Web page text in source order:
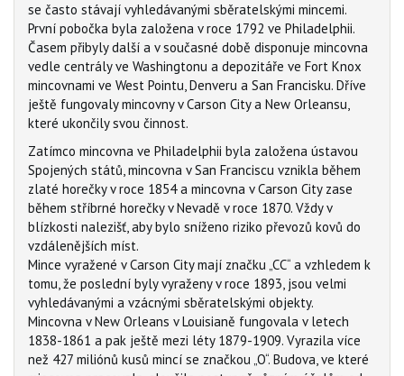
se často stávají vyhledávanými sběratelskými mincemi.
První pobočka byla založena v roce 1792 ve Philadelphii.
Časem přibyly další a v současné době disponuje mincovna
vedle centrály ve Washingtonu a depozitáře ve Fort Knox
mincovnami ve West Pointu, Denveru a San Francisku. Dříve
ještě fungovaly mincovny v Carson City a New Orleansu,
které ukončily svou činnost.
Zatímco mincovna ve Philadelphii byla založena ústavou
Spojených států, mincovna v San Franciscu vznikla během
zlaté horečky v roce 1854 a mincovna v Carson City zase
během stříbrné horečky v Nevadě v roce 1870. Vždy v
blízkosti nalezišť, aby bylo sníženo riziko převozů kovů do
vzdálenějších míst.
Mince vyražené v Carson City mají značku „CC“ a vzhledem k
tomu, že poslední byly vyraženy v roce 1893, jsou velmi
vyhledávanými a vzácnými sběratelskými objekty.
Mincovna v New Orleans v Louisianě fungovala v letech
1838-1861 a pak ještě mezi léty 1879-1909. Vyrazila více
než 427 miliónů kusů mincí se značkou „O“. Budova, ve které